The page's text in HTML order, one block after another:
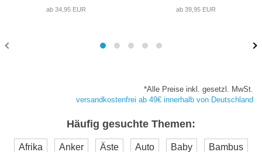
ab 34,95 EUR
ab 39,95 EUR
*Alle Preise inkl. gesetzl. MwSt.
versandkostenfrei ab 49€ innerhalb von Deutschland
Häufig gesuchte Themen:
Afrika Anker Äste Auto Baby Bambus